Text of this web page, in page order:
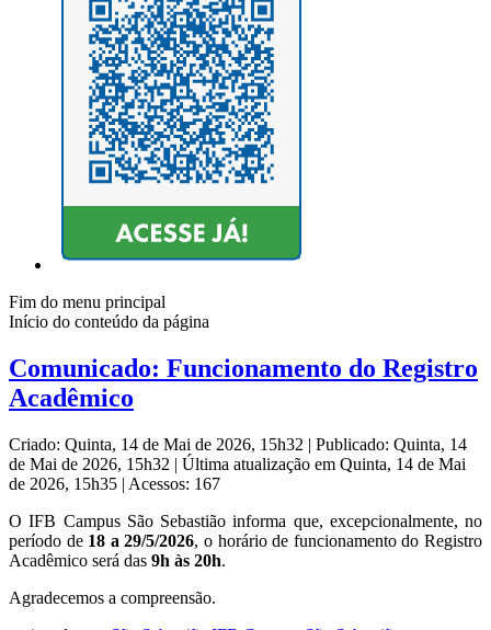
Fim do menu principal
Início do conteúdo da página
Comunicado: Funcionamento do Registro
Acadêmico
Criado: Quinta, 14 de Mai de 2026, 15h32 | Publicado: Quinta, 14
de Mai de 2026, 15h32 | Última atualização em Quinta, 14 de Mai
de 2026, 15h35 | Acessos: 167
O IFB Campus São Sebastião informa que, excepcionalmente, no
período de 18 a 29/5/2026, o horário de funcionamento do Registro
Acadêmico será das 9h às 20h.
Agradecemos a compreensão.